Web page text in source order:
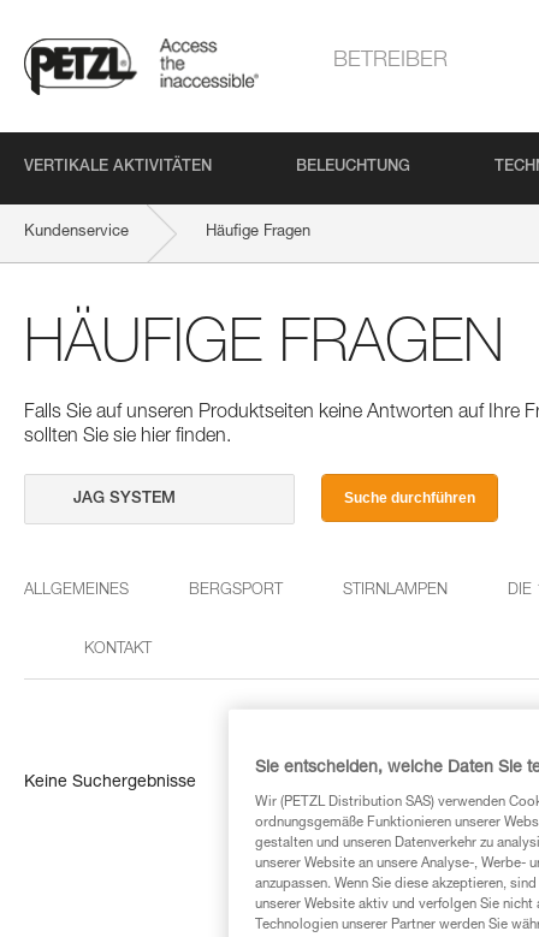
BETREIBER
VERTIKALE AKTIVITÄTEN BELEUCHTUNG
Kundenservice Häufige Fragen
HÄUFIGE FRAGEN
Falls Sie auf unseren Produktseiten keine Antworten auf Ihre
sollten Sie sie hier finden.
Suche durchführen
ALLGEMEINES BERGSPORT STIRNLAMPEN DIE
KONTAKT
Keine Suchergebnisse
Sie entscheiden, welche Daten Sie
Wir (PETZL Distribution SAS) verwenden
ordnungsgemäße Funktionieren unserer
gestalten und unseren Datenverkehr zu
unserer Website an unsere Analyse-, Werbe-
anzupassen. Wenn Sie diese akzeptieren,
unserer Website aktiv und verfolgen Sie
Technologien unserer Partner werden Sie